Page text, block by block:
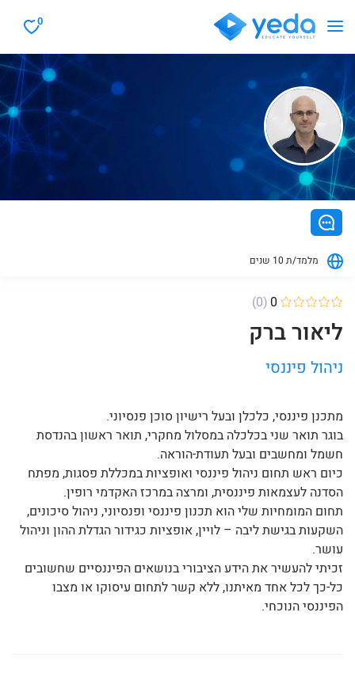
0
(0) 0
ליאור ברק
ניהול פיננסי
מתכנן פיננסי, כלכלן ובעל רישיון סוכן פנסיוני.
בוגר תואר שני בכלכלה במסלול מחקרי, תואר ראשון בהנדסת
חשמל ומחשבים ובעל תעודת-הוראה.
כיום ראש תחום ניהול פיננסי ואופציות במכללת פסגות, מפתח
הסדנה לעצמאות פיננסית, ומרצה במרכז האקדמי רופין.
תחום המומחיות שלי הוא תכנון פיננסי ופנסיוני, ניהול סיכונים,
השקעות בגישת ליבה – לויין, אופציות כגידור הגדלת ההון וניהול
עושר.
זכיתי להעשיר את הידע הציבורי בנושאים הפיננסיים שחשובים
כל-כך לכל אחד מאיתנו, ללא קשר לתחום עיסוקו או מצבו
הפיננסי הנוכחי.